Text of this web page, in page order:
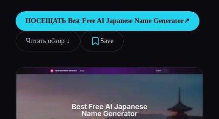
Сравнить инструменты
ПОСЕЩАТЬ Best Free AI Japanese Name Generator↗︎
Читать обзор ↓︎ Save